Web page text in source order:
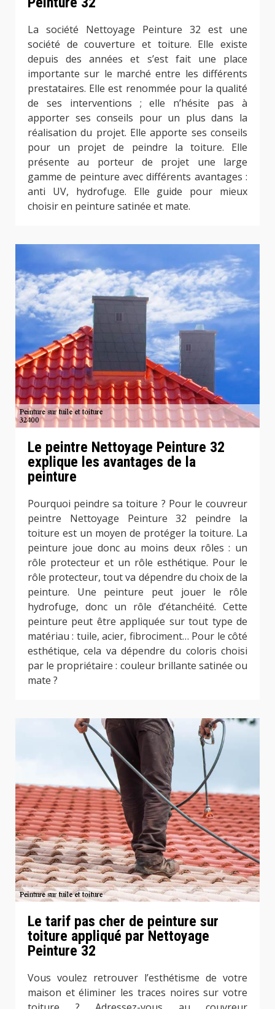
La société Nettoyage Peinture 32 est une
société de couverture et toiture. Elle existe
depuis des années et s’est fait une place
importante sur le marché entre les différents
prestataires. Elle est renommée pour la qualité
de ses interventions ; elle n’hésite pas à
apporter ses conseils pour un plus dans la
réalisation du projet. Elle apporte ses conseils
pour un projet de peindre la toiture. Elle
présente au porteur de projet une large
gamme de peinture avec différents avantages :
anti UV, hydrofuge. Elle guide pour mieux
choisir en peinture satinée et mate.
Le peintre Nettoyage Peinture 32
explique les avantages de la
peinture
Pourquoi peindre sa toiture ? Pour le couvreur
peintre Nettoyage Peinture 32 peindre la
toiture est un moyen de protéger la toiture. La
peinture joue donc au moins deux rôles : un
rôle protecteur et un rôle esthétique. Pour le
rôle protecteur, tout va dépendre du choix de la
peinture. Une peinture peut jouer le rôle
hydrofuge, donc un rôle d’étanchéité. Cette
peinture peut être appliquée sur tout type de
matériau : tuile, acier, fibrociment… Pour le côté
esthétique, cela va dépendre du coloris choisi
par le propriétaire : couleur brillante satinée ou
mate ?
Le tarif pas cher de peinture sur
toiture appliqué par Nettoyage
Peinture 32
Vous voulez retrouver l’esthétisme de votre
maison et éliminer les traces noires sur votre